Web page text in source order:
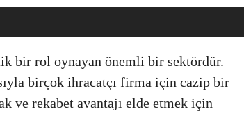
bir rol oynayan önemli bir sektördür.
birçok ihracatçı firma için cazip bir
ve rekabet avantajı elde etmek için